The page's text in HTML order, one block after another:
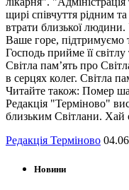
щирі співчуття рідним
втрати близької
Ваше горе, підтримуємо
Господь прийме її
Світла пам’ять про
в серцях колег. Світла
Читайте також: Помер
Редакція "Терміново"
близьким Світлани. Хай
Редакція Терміново
Новини